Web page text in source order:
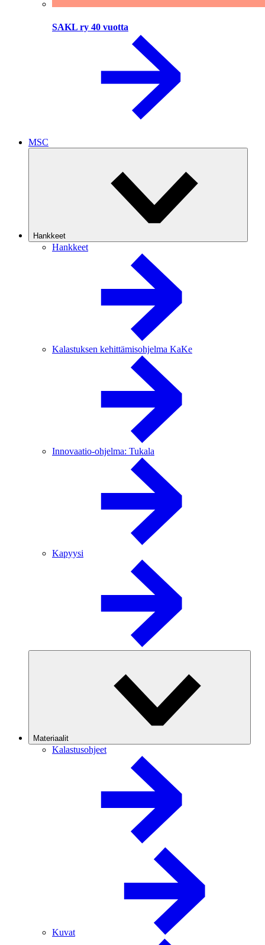
SAKL ry 40 vuotta
MSC
Hankkeet
Hankkeet
Kalastuksen kehittämisohjelma KaKe
Innovaatio-ohjelma: Tukala
Kapyysi
Materiaalit
Kalastusohjeet
Kuvat